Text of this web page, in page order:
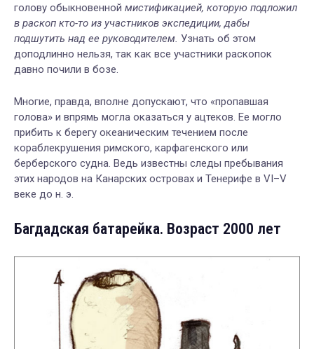
голову обыкновенной мистификацией, которую подложил
в раскоп кто-то из участников экспедиции, дабы
подшутить над ее руководителем. Узнать об этом
доподлинно нельзя, так как все участники раскопок
давно почили в бозе.
Многие, правда, вполне допускают, что «пропавшая
голова» и впрямь могла оказаться у ацтеков. Ее могло
прибить к берегу океаническим течением после
кораблекрушения римского, карфагенского или
берберского судна. Ведь известны следы пребывания
этих народов на Канарских островах и Тенерифе в VI–V
веке до н. э.
Багдадская батарейка. Возраст 2000 лет